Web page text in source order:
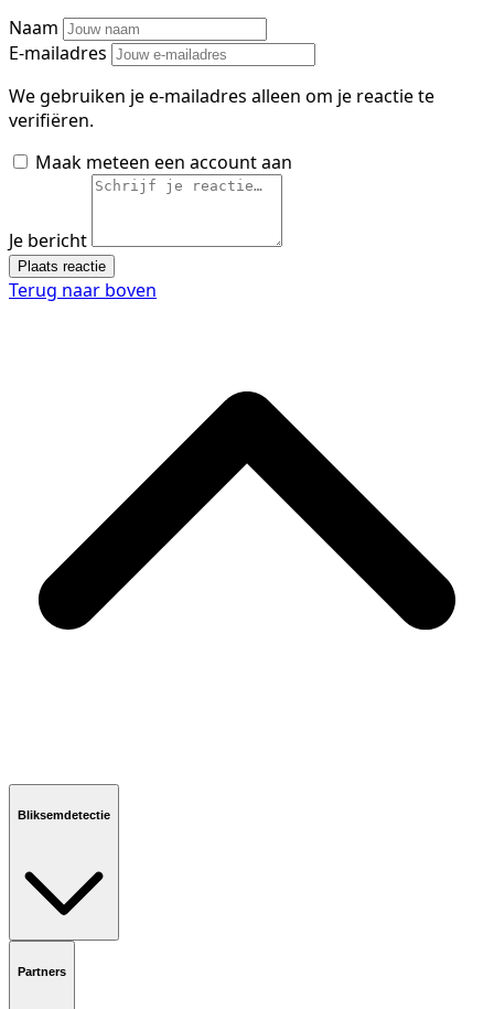
Naam
E-mailadres
We gebruiken je e-mailadres alleen om je reactie te
verifiëren.
Maak meteen een account aan
Je bericht
Plaats reactie
Terug naar boven
Bliksemdetectie
Partners